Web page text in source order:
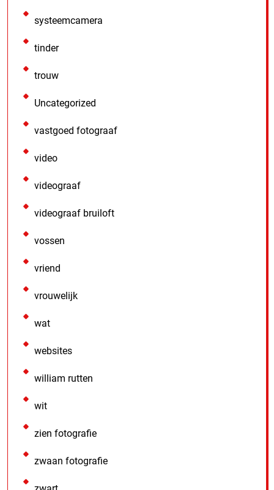
systeemcamera
tinder
trouw
Uncategorized
vastgoed fotograaf
video
videograaf
videograaf bruiloft
vossen
vriend
vrouwelijk
wat
websites
william rutten
wit
zien fotografie
zwaan fotografie